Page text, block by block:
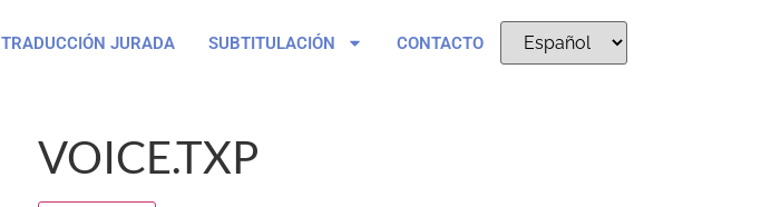
TRADUCCIÓN JURADA SUBTITULACIÓN CONTACTO
VOICE.TXP